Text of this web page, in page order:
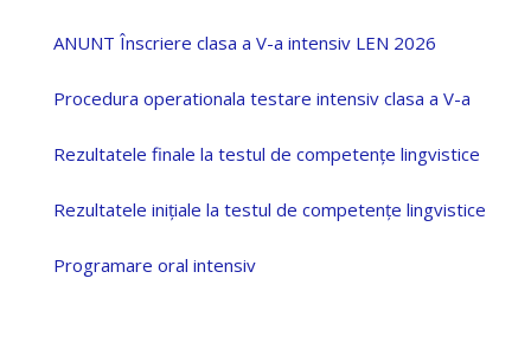
ANUNT Înscriere clasa a V-a intensiv LEN 2026
Procedura operationala testare intensiv clasa a V-a
Rezultatele finale la testul de competențe lingvistice
Rezultatele inițiale la testul de competențe lingvistice
Programare oral intensiv